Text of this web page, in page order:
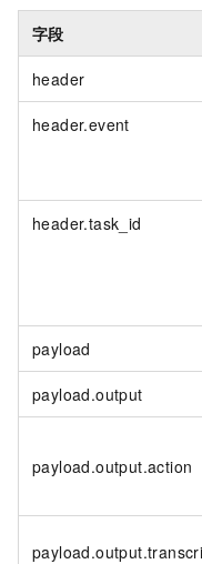
字段
header
header.event
header.task_id
payload
payload.output
payload.output.action